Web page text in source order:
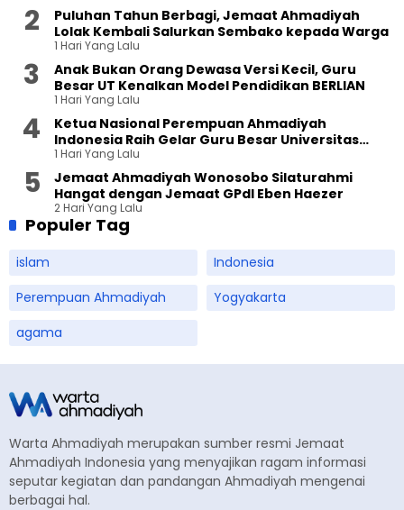
Puluhan Tahun Berbagi, Jemaat Ahmadiyah
Lolak Kembali Salurkan Sembako kepada Warga
1 Hari Yang Lalu
Anak Bukan Orang Dewasa Versi Kecil, Guru
Besar UT Kenalkan Model Pendidikan BERLIAN
1 Hari Yang Lalu
Ketua Nasional Perempuan Ahmadiyah
Indonesia Raih Gelar Guru Besar Universitas
Terbuka
1 Hari Yang Lalu
Jemaat Ahmadiyah Wonosobo Silaturahmi
Hangat dengan Jemaat GPdI Eben Haezer
2 Hari Yang Lalu
Populer Tag
islam
Indonesia
Perempuan Ahmadiyah
Yogyakarta
agama
Warta Ahmadiyah merupakan sumber resmi Jemaat
Ahmadiyah Indonesia yang menyajikan ragam informasi
seputar kegiatan dan pandangan Ahmadiyah mengenai
berbagai hal.